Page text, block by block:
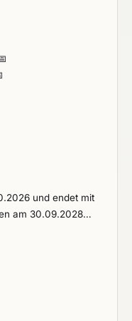
und endet mit
am 30.09.2028
um 2
30.09.2028
weitere 2 Jahre,
dass es einer